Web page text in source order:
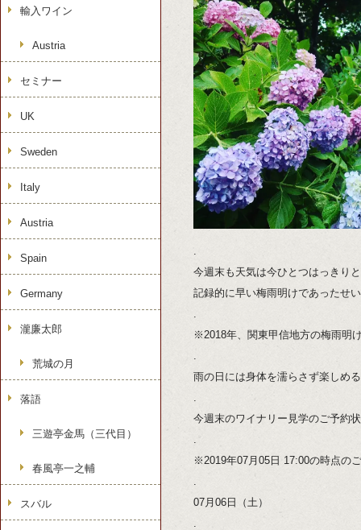
.
今週末も天気は今ひとつはっきり
記録的に早い梅雨明けであったせ
.
※2018年、関東甲信地方の梅雨明
.
雨の日には身体を濡らさず楽しめ
.
今週末のワイナリー見学のご予約
.
※2019年07月05日 17:00の時点の
.
07月06日（土）
.
輸入ワイン
Austria
セミナー
UK
Sweden
Italy
Austria
Spain
Germany
瀧廉太郎
荒城の月
落語
三遊亭金馬（三代目）
春風亭一之輔
スバル